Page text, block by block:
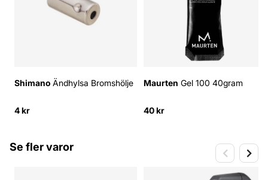
Shimano Ändhylsa Bromshölje
4 kr
Maurten Gel 100 40gram
40 kr
Se fler varor